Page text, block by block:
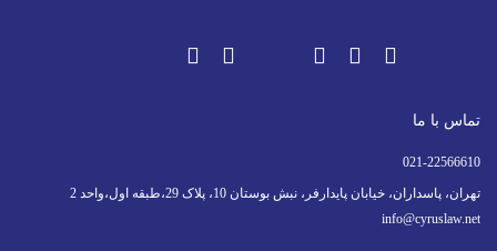
تماس با ما
021-22566610
تهران، پاسداران، خیابان پایدارفر، نبش بوستان 10، پلاک 29،طبقه اول،واحد 2
info@cyruslaw.net